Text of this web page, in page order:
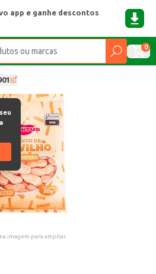
app e ganhe descontos
0
imagem para ampliar.